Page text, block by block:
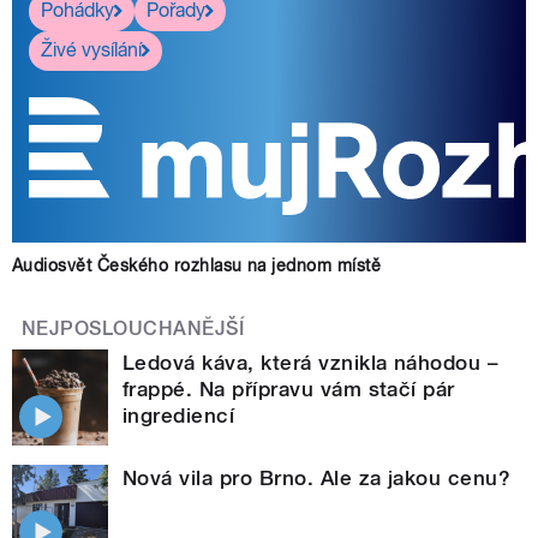
Pohádky
Pořady
Živé vysílání
Audiosvět Českého rozhlasu na jednom místě
NEJPOSLOUCHANĚJŠÍ
Ledová káva, která vznikla náhodou –
frappé. Na přípravu vám stačí pár
ingrediencí
Nová vila pro Brno. Ale za jakou cenu?